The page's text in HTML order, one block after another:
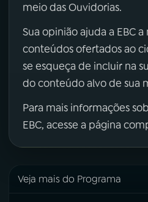
meio das Ouvidorias.
Sua opinião ajuda a EBC
conteúdos ofertados ao
se esqueça de incluir na
do conteúdo alvo de sua
Para mais informações
EBC, acesse a página
Veja mais do Programa